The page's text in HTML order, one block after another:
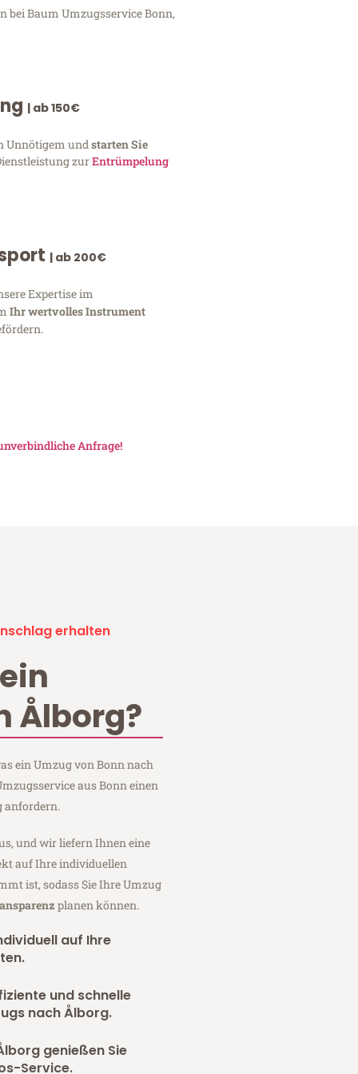
bei Baum Umzugsservice Bonn,
| ab 150€
Unnötigem und starten Sie
zurEntrümpelung
| ab 200€
Expertise im
Ihr wertvolles Instrument
Anfrage!
erhalten
Ålborg?
ein Umzug von Bonn nach
aus Bonn einen
anfordern.
und wir liefern Ihnen eine
auf Ihre individuellen
ist, sodass Sie Ihre Umzug
planen können.
auf Ihre
und schnelle
nach Ålborg.
genießen Sie
Service.